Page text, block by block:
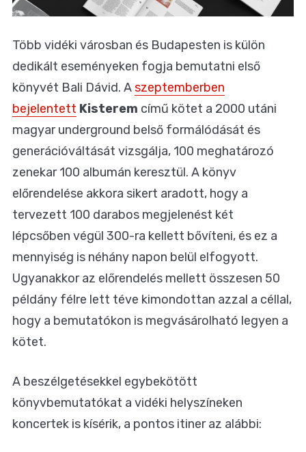
Több vidéki városban és Budapesten is külön
dedikált eseményeken fogja bemutatni első
könyvét Bali Dávid. Aszeptemberben
bejelentett Kisterem című kötet a 2000 utáni
magyarunderground belső formálódását és
generációváltását vizsgálja, 100 meghatározó
zenekar 100 albumán keresztül. A könyv
előrendelése akkora sikert aradott, hogy a
tervezett 100 darabos megjelenést két
lépcsőben végül 300-ra kellett bővíteni, és ez a
mennyiség is néhány napon belül elfogyott.
Ugyanakkor az előrendelés mellett összesen 50
példány félre lett téve kimondottan azzal a céllal,
hogy a bemutatókon is megvásárolható legyen a
kötet.
A beszélgetésekkel egybekötött
könyvbemutatókat a vidéki helyszíneken
koncertek is kísérik, a pontos itiner az alábbi: